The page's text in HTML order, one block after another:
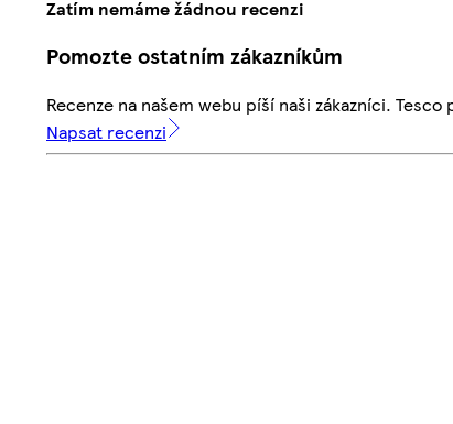
Zatím nemáme žádnou recenzi
Pomozte ostatním zákazníkům
Recenze na našem webu píší naši zákazníci.
Napsat recenzi